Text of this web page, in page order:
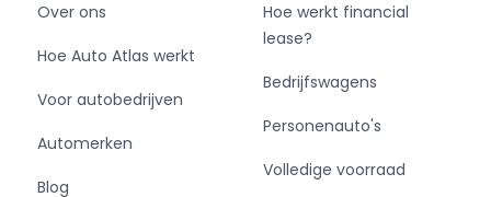
aanbetaling / inruil van 20% van de aankoopprijs
en een slottermijn van 10% en 72 maanden
Voor meer informatie over deze bedrijfsauto
kunt u contact opnemen met:
Peter Knobben +31625016621 of Jeroen
Over ons
Hoe Auto Atlas werkt
Voor autobedrijven
Automerken
Blog
Hoe werkt financial
lease?
Bedrijfswagens
Personenauto's
Volledige voorraad